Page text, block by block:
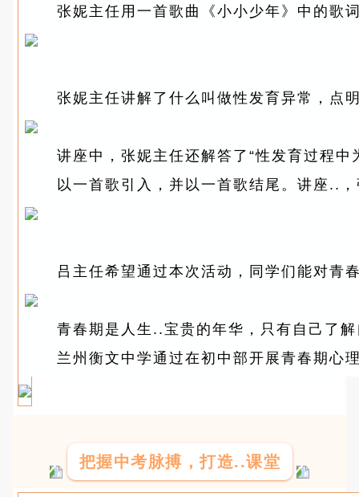
张妮主任用一首歌曲《小小少年》中的歌
张妮主任讲解了什么叫做性发育异常，点
讲座中，张妮主任还解答了“性发育过程
以一首歌引入，并以一首歌结尾。讲座..
吕主任希望通过本次活动，同学们能对青
青春期是人生..宝贵的年华，只有自己了
兰州衡文中学通过在初中部开展青春期心
把握中考脉搏，打造..课堂